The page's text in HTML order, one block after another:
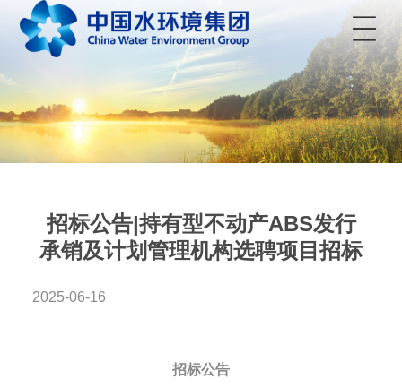
菜单
招标公告|持有型不动产ABS发行
承销及计划管理机构选聘项目招标
2025-06-16
招标公告